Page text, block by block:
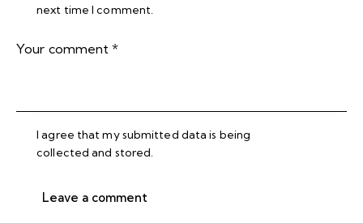
next time I comment.
I agree that my submitted data is being
collected and stored.